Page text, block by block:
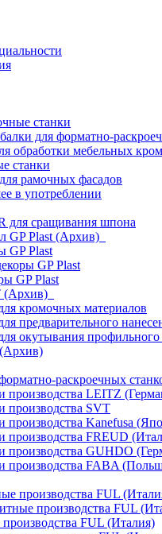
станки
для форматно-
обработки мебельных
станки
рамочных фасадов
в употреблении
для сращивания шпона
GP Plast (Архив)
GP Plast
GP Plast
GP Plast
(Архив)
кромочных материалов
предварительного
окутывания
раскроечных
производства LEITZ
производства SVT
производства Kanefusa
производства FREUD
производства GUHDO
производства FABA
производства FUL
производства FUL
FUL (Италия)